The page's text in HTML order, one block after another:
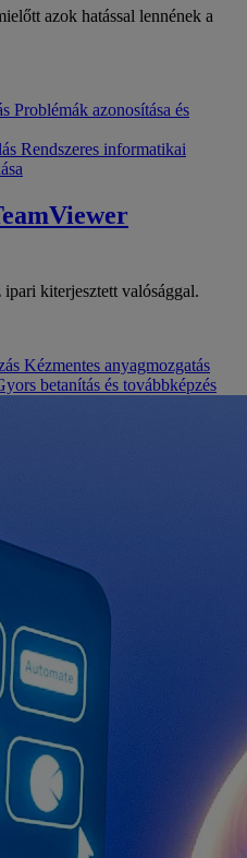
azok hatással lennének a
Problémák azonosítása és
Rendszeres informatikai
kiterjesztett valósággal.
Kézmentes anyagmozgatás
betanítás és továbbképzés